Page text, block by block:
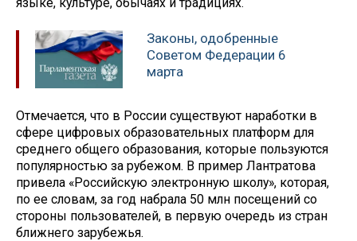
Законы, одобренные
Советом Федерации 6
марта
Отмечается, что в России существуют наработки в
сфере цифровых образовательных платформ для
среднего общего образования, которые пользуются
популярностью за рубежом. В пример Лантратова
привела «Российскую электронную школу», которая,
по ее словам, за год набрала 50 млн посещений со
стороны пользователей, в первую очередь из стран
ближнего зарубежья.